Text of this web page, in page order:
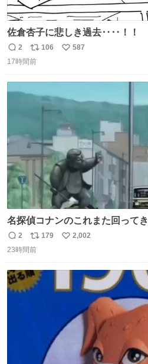
佐倉杏子に悲しき過去‥‥！！
返
信
2
リ
ポ
106
い
587
17時間前
名探偵コナンのこれまた回って
う魔力あるのよな
返
信
2
リ
ポ
ト
数
179
い
2,002
23時間前